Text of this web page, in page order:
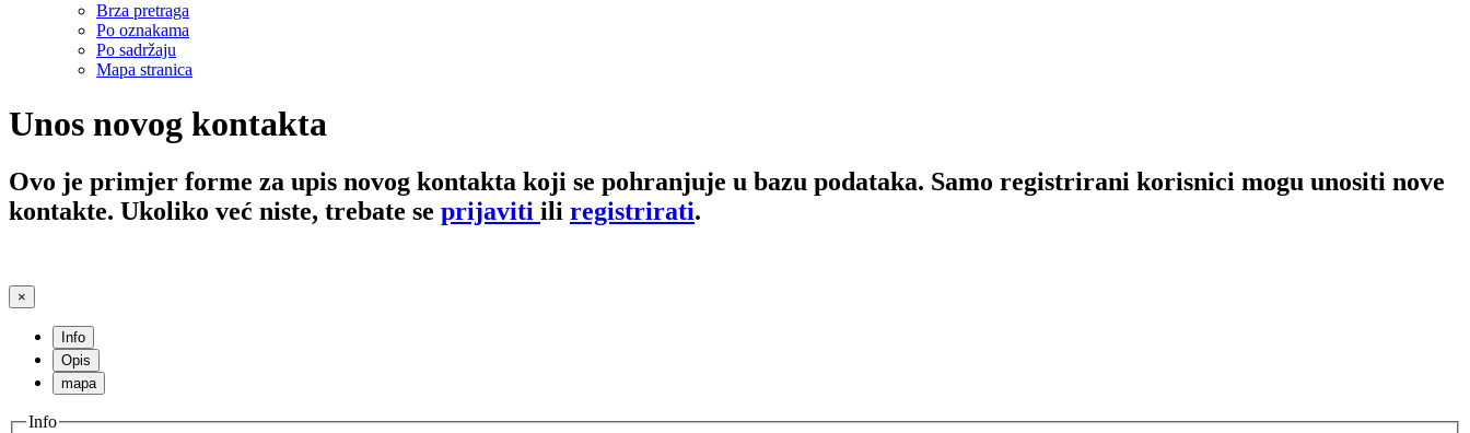
Brza pretraga
Po oznakama
Po sadržaju
Mapa stranica
Unos novog kontakta
Ovo je primjer forme za upis novog kontakta koji se pohranjuje u bazu podataka. Samo registrirani korisnici mogu unositi nove
kontakte. Ukoliko već niste, trebate se prijaviti ili registrirati.
×
Info
Opis
mapa
Info